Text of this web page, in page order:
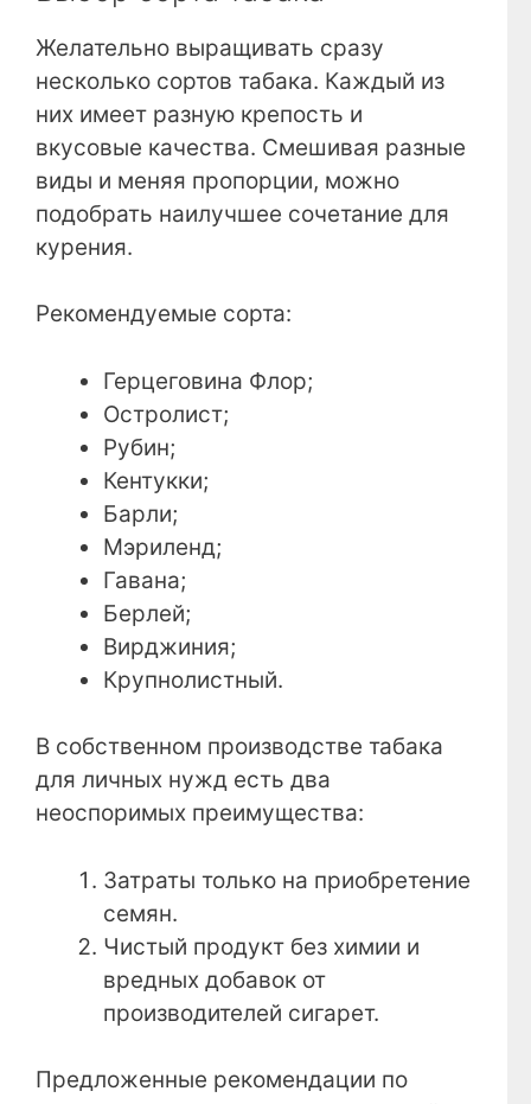
Желательно выращивать сразу
несколько сортов табака. Каждый из
них имеет разную крепость и
вкусовые качества. Смешивая разные
виды и меняя пропорции, можно
подобрать наилучшее сочетание для
курения.
Рекомендуемые сорта:
Герцеговина Флор;
Остролист;
Рубин;
Кентукки;
Барли;
Мэриленд;
Гавана;
Берлей;
Вирджиния;
Крупнолистный.
В собственном производстве табака
для личных нужд есть два
неоспоримых преимущества:
Затраты только на приобретение
семян.
Чистый продукт без химии и
вредных добавок от
производителей сигарет.
Предложенные рекомендации по